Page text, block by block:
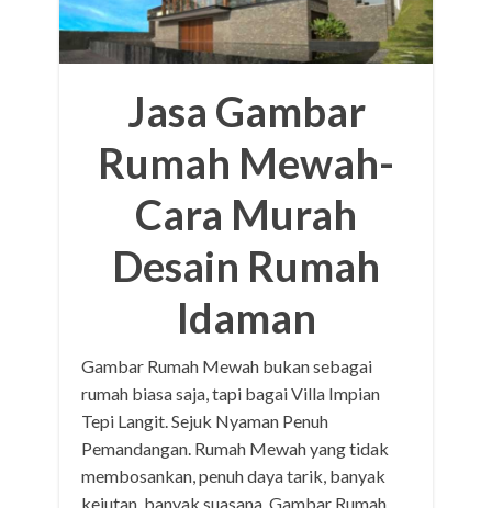
Jasa Gambar
Rumah Mewah-
Cara Murah
Desain Rumah
Idaman
Gambar Rumah Mewah bukan sebagai
rumah biasa saja, tapi bagai Villa Impian
Tepi Langit. Sejuk Nyaman Penuh
Pemandangan. Rumah Mewah yang tidak
membosankan, penuh daya tarik, banyak
kejutan, banyak suasana. Gambar Rumah